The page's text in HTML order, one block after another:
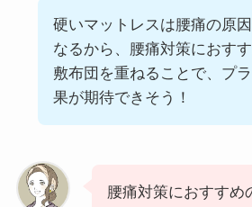
硬いマットレスは腰痛の原
なるから、腰痛対策におす
敷布団を重ねることで、プ
果が期待できそう！
腰痛対策におすすめ